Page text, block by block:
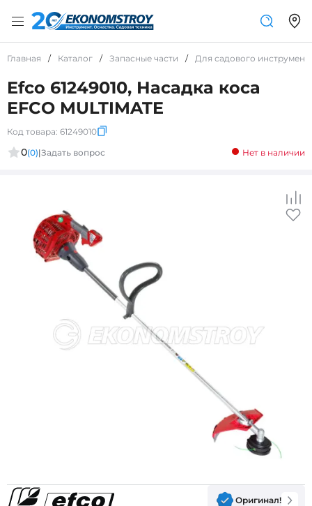
Главная / Каталог / Запасные части / Для садового
Efco 61249010, Насадка коса
EFCO MULTIMATE
Код товара: 61249010
0(0)|Задать вопрос Нет в наличии
Оригинал!